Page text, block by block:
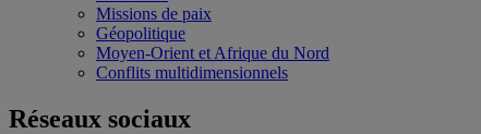
Missions de paix
Géopolitique
Moyen-Orient et Afrique du Nord
Conflits multidimensionnels
Réseaux sociaux